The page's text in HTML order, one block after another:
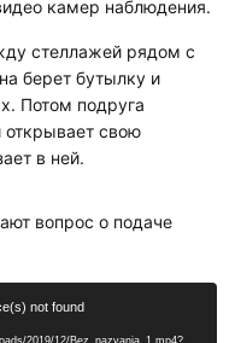
камер наблюдения.
стеллажей рядом с
берет бутылку и
Потом подруга
открывает свою
в ней.
вопрос о подаче
not found